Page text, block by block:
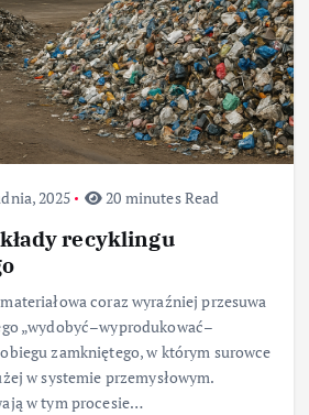
2025 20 minutes Read
recyklingu
coraz wyraźniej przesuwa
„wydobyć–wyprodukować–
zamkniętego, w którym surowce
w systemie przemysłowym.
w tym procesie…